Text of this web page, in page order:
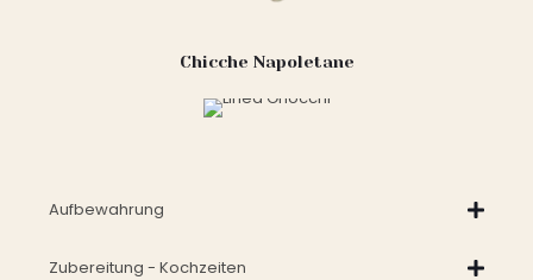
Chicche Napoletane
Aufbewahrung
Zubereitung - Kochzeiten